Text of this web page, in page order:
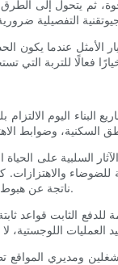
ثم يتحول إلى الطرق
الأمثل عندما يكون
البناء اليوم
السلبية على
للضوضاء
ناتجة عن هبوط التربة في المباني المجاورة أو المرافق تحت الأرض.
الثابت قواعد
ومديري